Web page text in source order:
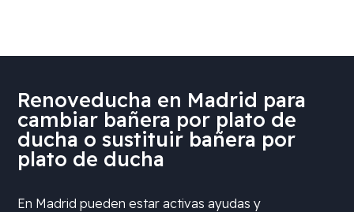
Renoveducha en Madrid para
cambiar bañera por plato de
ducha o sustituir bañera por
plato de ducha
En Madrid pueden estar activas ayudas y